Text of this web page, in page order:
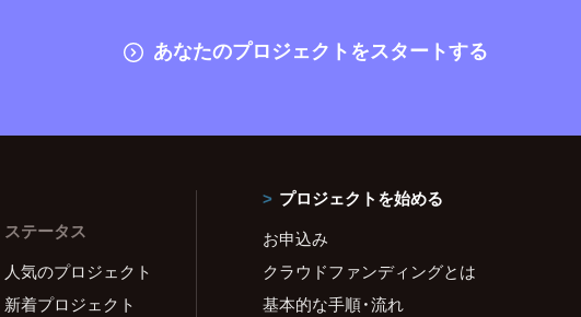
あなたのプロジェクトをスタートする
ステータス
人気のプロジェクト
新着プロジェクト
プロジェクトを始める
お申込み
クラウドファンディングとは
基本的な手順・流れ